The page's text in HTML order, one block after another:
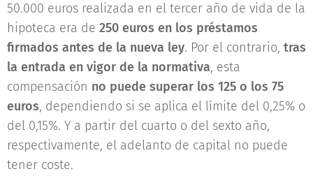
50.000 euros realizada en el tercer año de vida de la
hipoteca era de 250 euros en los préstamos
firmados antes de la nueva ley. Por el contrario, tras
la entrada en vigor de la normativa, esta
compensación no puede superar los 125 o los 75
euros, dependiendo si se aplica el límite del 0,25% o
del 0,15%. Y a partir del cuarto o del sexto año,
respectivamente, el adelanto de capital no puede
tener coste.